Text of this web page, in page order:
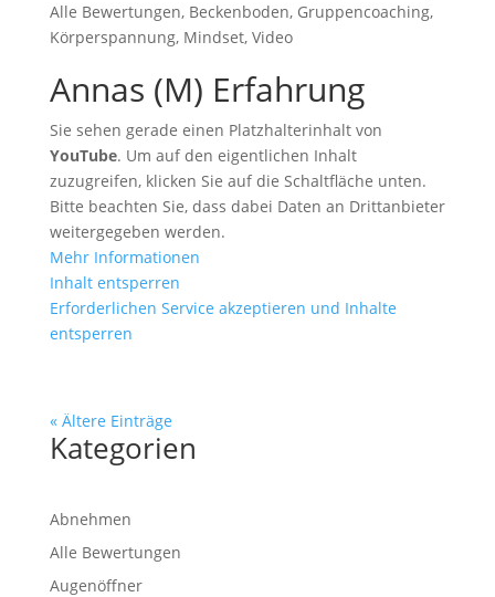
Alle Bewertungen, Beckenboden, Gruppencoaching,
Körperspannung, Mindset, Video
Annas (M) Erfahrung
Sie sehen gerade einen Platzhalterinhalt von
YouTube. Um auf den eigentlichen Inhalt
zuzugreifen, klicken Sie auf die Schaltfläche unten.
Bitte beachten Sie, dass dabei Daten an Drittanbieter
weitergegeben werden.
Mehr Informationen
Inhalt entsperren
Erforderlichen Service akzeptieren und Inhalte
entsperren
« Ältere Einträge
Kategorien
Abnehmen
Alle Bewertungen
Augenöffner